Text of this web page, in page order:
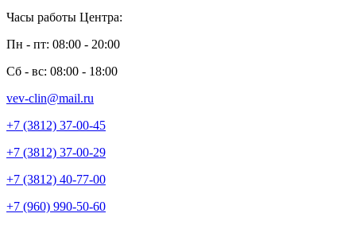
Часы работы Центра:
Пн - пт: 08:00 - 20:00
Сб - вс: 08:00 - 18:00
vev-clin@mail.ru
+7 (3812) 37-00-45
+7 (3812) 37-00-29
+7 (3812) 40-77-00
+7 (960) 990-50-60